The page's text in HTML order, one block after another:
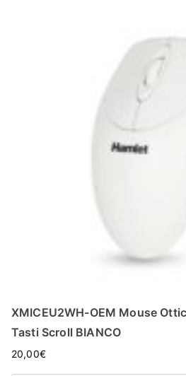
XMICEU2WH-OEM Mouse
Tasti Scroll BIANCO
20,00€